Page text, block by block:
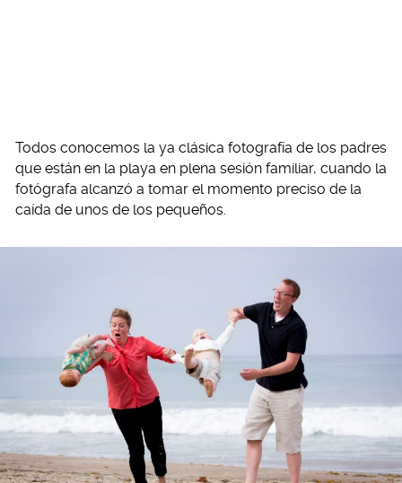
Todos conocemos la ya clásica fotografía de los padres
que están en la playa en plena sesión familiar, cuando la
fotógrafa alcanzó a tomar el momento preciso de la
caída de unos de los pequeños.